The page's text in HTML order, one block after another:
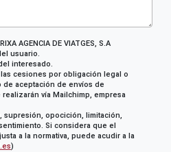
AGENCIA DE VIATGES, S.A
usuario.
interesado.
las cesiones por obligación legal o
de aceptación de envíos de
vía Mailchimp, empresa
supresión, opocición, limitación,
Si considera que el
a la normativa, puede acudir a la
)